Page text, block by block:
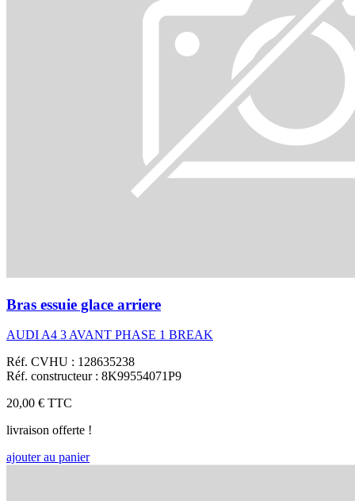
Bras essuie glace arriere
AUDI A4 3 AVANT PHASE 1 BREAK
Réf. CVHU : 128635238
Réf. constructeur : 8K99554071P9
20,00 € TTC
livraison offerte !
ajouter au panier